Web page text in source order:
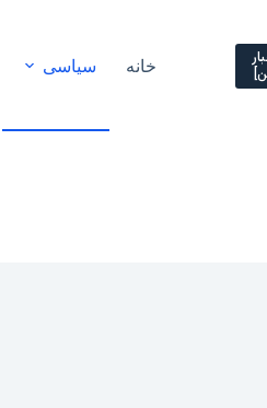
خانه سیاسی